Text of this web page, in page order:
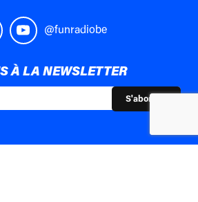
@funradiobe
À LA NEWSLETTER